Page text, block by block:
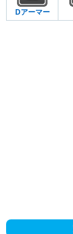
Dアーマー